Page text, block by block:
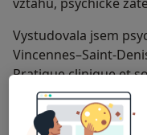
vztahů, psychické
Vystudovala jsem
Vincennes–Saint-
Pratique clinique et
odborné vzdělávání
republice a dále se